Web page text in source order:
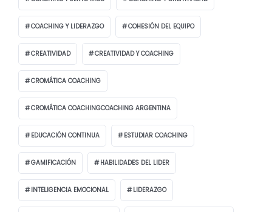
COACHING Y LIDERAZGO COHESIÓN DEL EQUIPO
CREATIVIDAD CREATIVIDAD Y COACHING
CROMÁTICA COACHING
CROMÁTICA COACHINGCOACHING ARGENTINA
EDUCACIÓN CONTINUA ESTUDIAR COACHING
GAMIFICACIÓN HABILIDADES DEL LIDER
INTELIGENCIA EMOCIONAL LIDERAZGO